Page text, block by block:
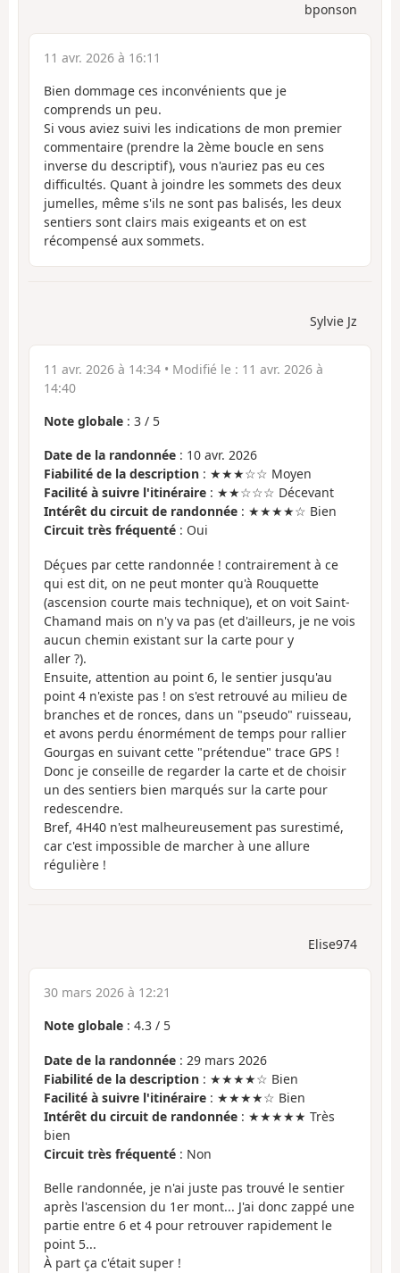
bponson
11 avr. 2026 à 16:11
Bien dommage ces inconvénients que je
comprends un peu.
Si vous aviez suivi les indications de mon premier
commentaire (prendre la 2ème boucle en sens
inverse du descriptif), vous n'auriez pas eu ces
difficultés. Quant à joindre les sommets des deux
jumelles, même s'ils ne sont pas balisés, les deux
sentiers sont clairs mais exigeants et on est
récompensé aux sommets.
Sylvie Jz
11 avr. 2026 à 14:34 • Modifié le : 11 avr. 2026 à
14:40
Note globale : 3 / 5
Date de la randonnée : 10 avr. 2026
Fiabilité de la description : ★★★☆☆ Moyen
Facilité à suivre l'itinéraire : ★★☆☆☆ Décevant
Intérêt du circuit de randonnée : ★★★★☆ Bien
Circuit très fréquenté : Oui
Déçues par cette randonnée ! contrairement à ce
qui est dit, on ne peut monter qu'à Rouquette
(ascension courte mais technique), et on voit Saint-
Chamand mais on n'y va pas (et d'ailleurs, je ne vois
aucun chemin existant sur la carte pour y
aller ?).
Ensuite, attention au point 6, le sentier jusqu'au
point 4 n'existe pas ! on s'est retrouvé au milieu de
branches et de ronces, dans un "pseudo" ruisseau,
et avons perdu énormément de temps pour rallier
Gourgas en suivant cette "prétendue" trace GPS !
Donc je conseille de regarder la carte et de choisir
un des sentiers bien marqués sur la carte pour
redescendre.
Bref, 4H40 n'est malheureusement pas surestimé,
car c'est impossible de marcher à une allure
régulière !
Elise974
30 mars 2026 à 12:21
Note globale : 4.3 / 5
Date de la randonnée : 29 mars 2026
Fiabilité de la description : ★★★★☆ Bien
Facilité à suivre l'itinéraire : ★★★★☆ Bien
Intérêt du circuit de randonnée : ★★★★★ Très
bien
Circuit très fréquenté : Non
Belle randonnée, je n'ai juste pas trouvé le sentier
après l'ascension du 1er mont... J'ai donc zappé une
partie entre 6 et 4 pour retrouver rapidement le
point 5...
À part ça c'était super !